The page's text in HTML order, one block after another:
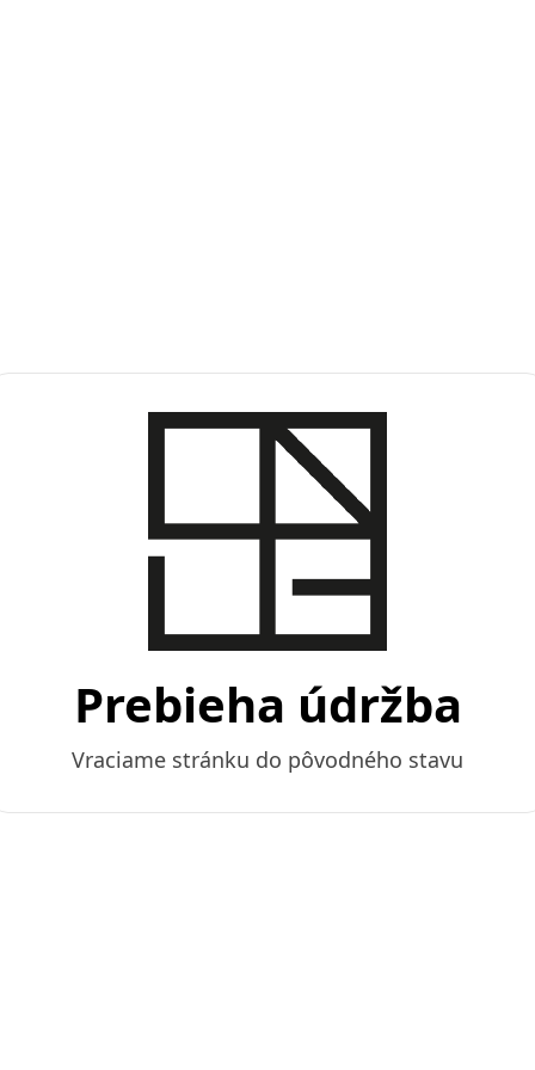
Prebieha údržba
Vraciame stránku do pôvodného stavu